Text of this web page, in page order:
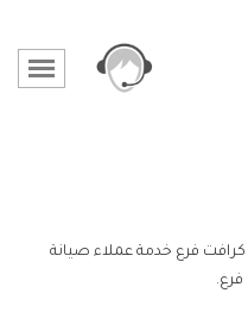
فرع خدمة عملاء صيانة